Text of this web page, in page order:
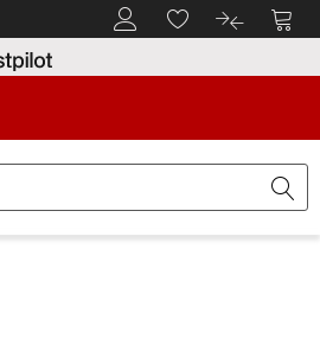
Til kundekontoenTil huskesedlen.
Til Til
Vi er Trustpilot-certificeret -